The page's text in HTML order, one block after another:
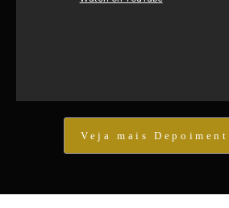
Veja mais